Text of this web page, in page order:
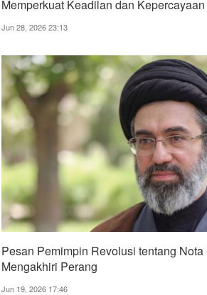
Memperkuat Keadilan dan
Jun 28, 2026 23:13
Pesan Pemimpin Revolusi tentang
Mengakhiri Perang
Jun 19, 2026 17:46